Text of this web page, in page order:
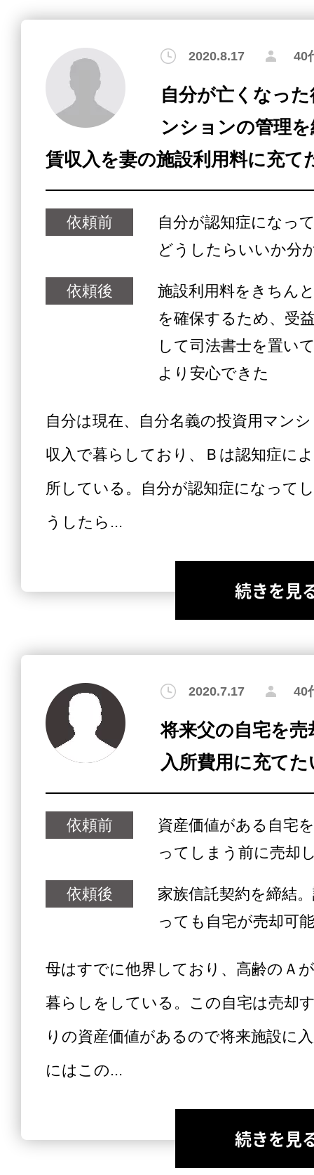
2020.8.17 40
自分が亡くなっ
ンションの管理
賃収入を妻の施設利用料に充て
依頼前
自分が認知症になっ
どうしたらいいか分
依頼後
施設利用料をきちん
を確保するため、受
して司法書士を置い
より安心できた
自分は現在、自分名義の投資用マン
収入で暮らしており、Ｂは認知症に
所している。自分が認知症になって
うしたら...
続きを見
2020.7.17 40
将来父の自宅を売
入所費用に充てた
依頼前
資産価値がある自宅
ってしまう前に売却
依頼後
家族信託契約を締結
っても自宅が売却可
母はすでに他界しており、高齢のＡ
暮らしをしている。この自宅は売却
りの資産価値があるので将来施設に
にはこの...
続きを見